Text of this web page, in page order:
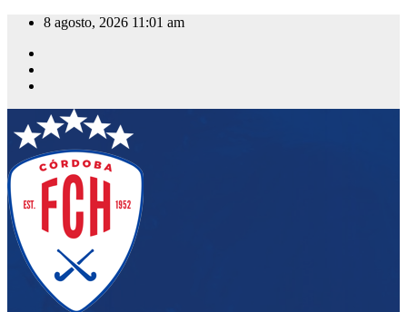
Saltar
contenido
8 agosto, 2026 11:01 am